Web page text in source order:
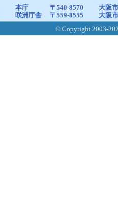
本庁 〒540-8570
大阪
咲洲庁舎
〒559-8555
大阪
© Copyright 2003-